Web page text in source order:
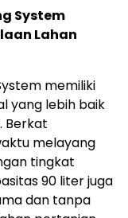
System
Lahan
memiliki
yang lebih baik
Berkat
melayang
tingkat
90 liter juga
dan tanpa